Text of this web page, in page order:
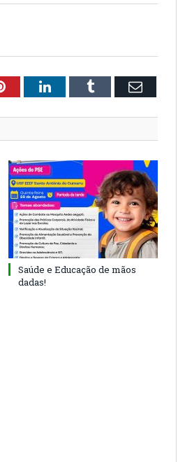
PinterestLinkedInTumblr Email
Saúde e Educação de mãos
dadas!